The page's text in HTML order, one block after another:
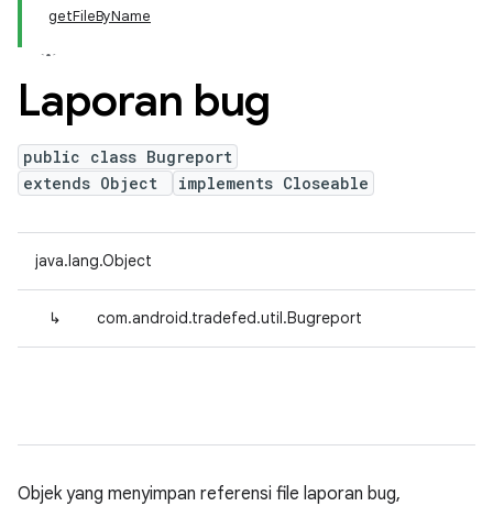
getFileByName
Laporan bug
public class Bugreport
extends Object
implements Closeable
java.lang.Object
↳ com.android.tradefed.util.Bugreport
Objek yang menyimpan referensi file laporan bug,